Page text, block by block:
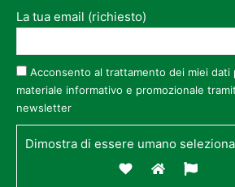
La tua email (richiesto)
Acconsento al trattamento dei miei dati
materiale informativo e promozionale
newsletter
Dimostra di essere umano